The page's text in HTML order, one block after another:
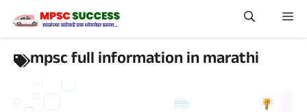
content
mpsc full information in marathi